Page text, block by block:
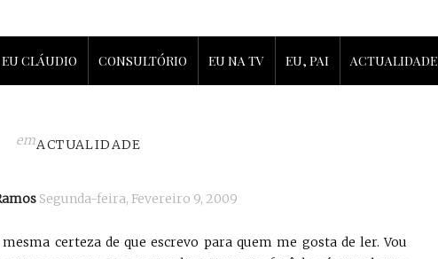
EU CLÁUDIO CONSULTÓRIO EU NA TV EU, PAI ACTUALIDADE
emACTUALIDADE
Segunda-feira, Fevereiro 9, 2009
certeza de que escrevo para quem me gosta de ler. Vou